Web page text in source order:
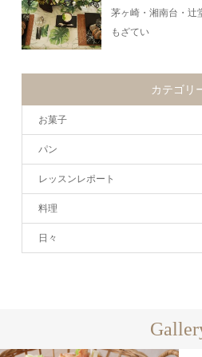
茅ヶ崎・湘南台・
もざてい
カテゴリ
お菓子
パン
レッスンレポート
料理
日々